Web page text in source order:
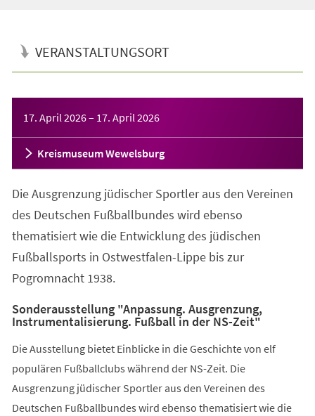
VERANSTALTUNGSORT
17. April 2026– 17. April 2026
Kreismuseum Wewelsburg
Die Ausgrenzung jüdischer Sportler aus den Vereinen
des Deutschen Fußballbundes wird ebenso
thematisiert wie die Entwicklung des jüdischen
Fußballsports in Ostwestfalen-Lippe bis zur
Pogromnacht 1938.
Sonderausstellung "Anpassung. Ausgrenzung,
Instrumentalisierung. Fußball in der NS-Zeit"
Die Ausstellung bietet Einblicke in die Geschichte von elf
populären Fußballclubs während der NS-Zeit. Die
Ausgrenzung jüdischer Sportler aus den Vereinen des
Deutschen Fußballbundes wird ebenso thematisiert wie die